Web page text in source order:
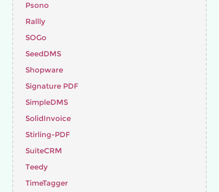
Psono
Rallly
SOGo
SeedDMS
Shopware
Signature PDF
SimpleDMS
SolidInvoice
Stirling-PDF
SuiteCRM
Teedy
TimeTagger